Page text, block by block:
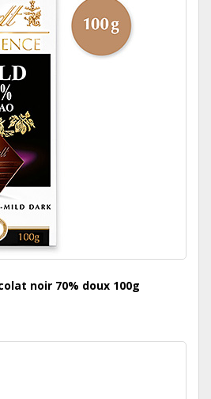
noir 70% doux 100g